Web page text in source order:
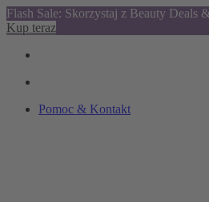
Flash Sale: Skorzystaj z Beauty Deals
Kup teraz
Pomoc & Kontakt